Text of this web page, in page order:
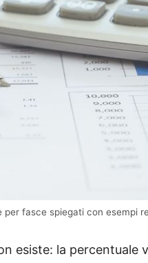
per fasce spiegati con esempi
esiste: la percentuale